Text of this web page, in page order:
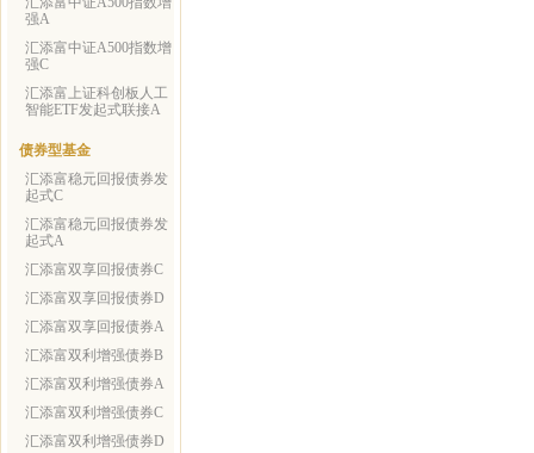
强A
汇添富中证A500指数增
强C
汇添富上证科创板人工
智能ETF发起式联接A
债券型基金
汇添富稳元回报债券发
起式C
汇添富稳元回报债券发
起式A
汇添富双享回报债券C
汇添富双享回报债券D
汇添富双享回报债券A
汇添富双利增强债券B
汇添富双利增强债券A
汇添富双利增强债券C
汇添富双利增强债券D